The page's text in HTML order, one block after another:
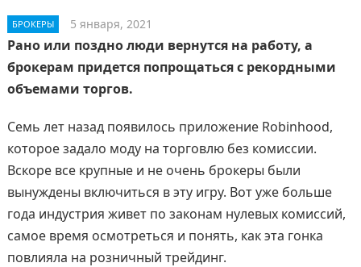
БРОКЕРЫ 5 января, 2021
Рано или поздно люди вернутся на работу, а
брокерам придется попрощаться с рекордными
объемами торгов.
Семь лет назад появилось приложение Robinhood,
которое задало моду на торговлю без комиссии.
Вскоре все крупные и не очень брокеры были
вынуждены включиться в эту игру. Вот уже больше
года индустрия живет по законам нулевых комиссий,
самое время осмотреться и понять, как эта гонка
повлияла на розничный трейдинг.